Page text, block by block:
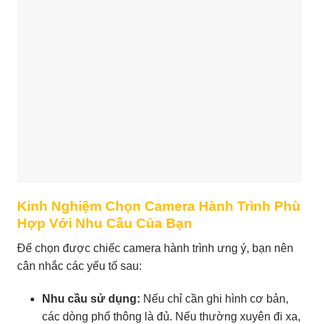
Kinh Nghiệm Chọn Camera Hành Trình Phù
Hợp Với Nhu Cầu Của Bạn
Để chọn được chiếc camera hành trình ưng ý, bạn nên
cân nhắc các yếu tố sau:
Nhu cầu sử dụng: Nếu chỉ cần ghi hình cơ bản,
các dòng phổ thông là đủ. Nếu thường xuyên đi xa,